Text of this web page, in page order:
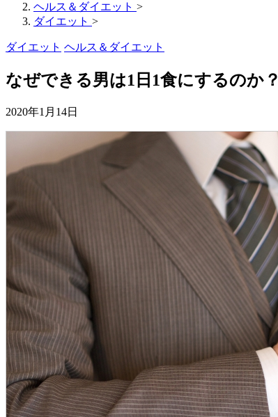
ヘルス＆ダイエット >
ダイエット >
ダイエット ヘルス＆ダイエット
なぜできる男は1日1食にするのか？
2020年1月14日